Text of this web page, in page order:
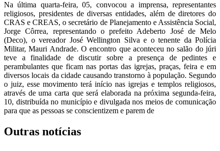
Na última quarta-feira, 05, convocou a imprensa, representantes
religiosos, presidentes de diversas entidades, além de diretores do
CRAS e CREAS, o secretário de Planejamento e Assistência Social,
Jorge Côrrea, representando o prefeito Adeberto José de Melo
(Deco), o vereador José Wellington Silva e o tenente da Polícia
Militar, Mauri Andrade. O encontro que aconteceu no salão do júri
teve a finalidade de discutir sobre a presença de pedintes e
perambulantes que ficam nas portas das igrejas, praças, feira e em
diversos locais da cidade causando transtorno à população. Segundo
o juiz, esse movimento terá início nas igrejas e templos religiosos,
através de uma carta que será elaborada na próxima segunda-feira,
10, distribuída no município e divulgada nos meios de comunicação
para que as pessoas se conscientizem e parem de
Outras notícias